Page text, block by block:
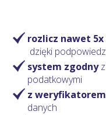
rozlicz nawet
dzięki
system zgodnyz
podatkowymi
z weryfikatorem
danych